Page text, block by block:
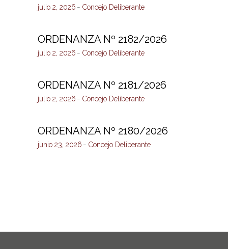
julio 2, 2026 Concejo Deliberante
ORDENANZA Nº 2182/2026
julio 2, 2026 Concejo Deliberante
ORDENANZA Nº 2181/2026
julio 2, 2026 Concejo Deliberante
ORDENANZA Nº 2180/2026
junio 23, 2026 Concejo Deliberante